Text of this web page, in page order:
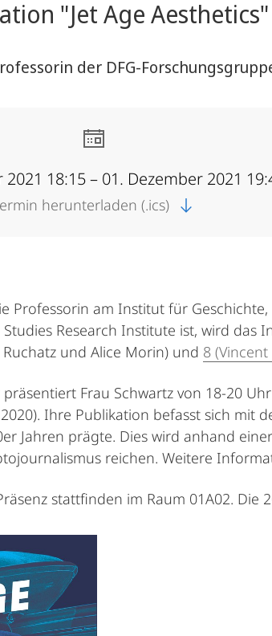
"Jet Age
der DFG-
2021 18:15 – 01. Dezember 2021
herunterladen (.ics)
Professorin am Institut für
Research Institute ist, wird
und Alice Morin) und 8
Frau Schwartz von 18-20
Ihre Publikation befasst sich mit
Jahren prägte. Dies wird anhand
reichen. Weitere
stattfinden im Raum 01A02. Die